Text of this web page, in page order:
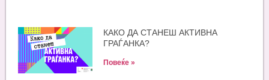
КАКО ДА СТАНЕШ АКТИВНА
ГРАЃАНКА?
Повеќе »